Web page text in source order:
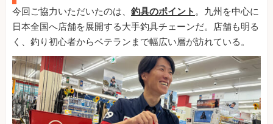
今回ご協力いただいたのは、 釣具のポイント 。九州を中心に
日本全国へ店舗を展開する大手釣具チェーンだ。店舗も明る
く、釣り初心者からベテランまで幅広い層が訪れている。